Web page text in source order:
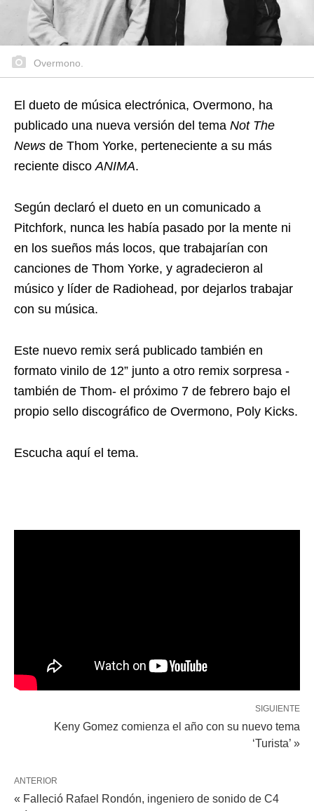
Overmono.
El dueto de música electrónica, Overmono, ha
publicado una nueva versión del tema Not The
News de Thom Yorke, perteneciente a su más
reciente disco ANIMA.
Según declaró el dueto en un comunicado a
Pitchfork, nunca les había pasado por la mente ni
en los sueños más locos, que trabajarían con
canciones de Thom Yorke, y agradecieron al
músico y líder de Radiohead, por dejarlos trabajar
con su música.
Este nuevo remix será publicado también en
formato vinilo de 12” junto a otro remix sorpresa -
también de Thom- el próximo 7 de febrero bajo el
propio sello discográfico de Overmono, Poly Kicks.
Escucha aquí el tema.
SIGUIENTE
Keny Gomez comienza el año con su nuevo tema
‘Turista’ »
ANTERIOR
« Falleció Rafael Rondón, ingeniero de sonido de C4